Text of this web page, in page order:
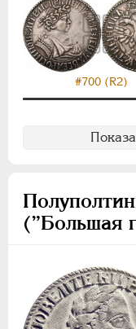
#700 (R2)
(”Большая